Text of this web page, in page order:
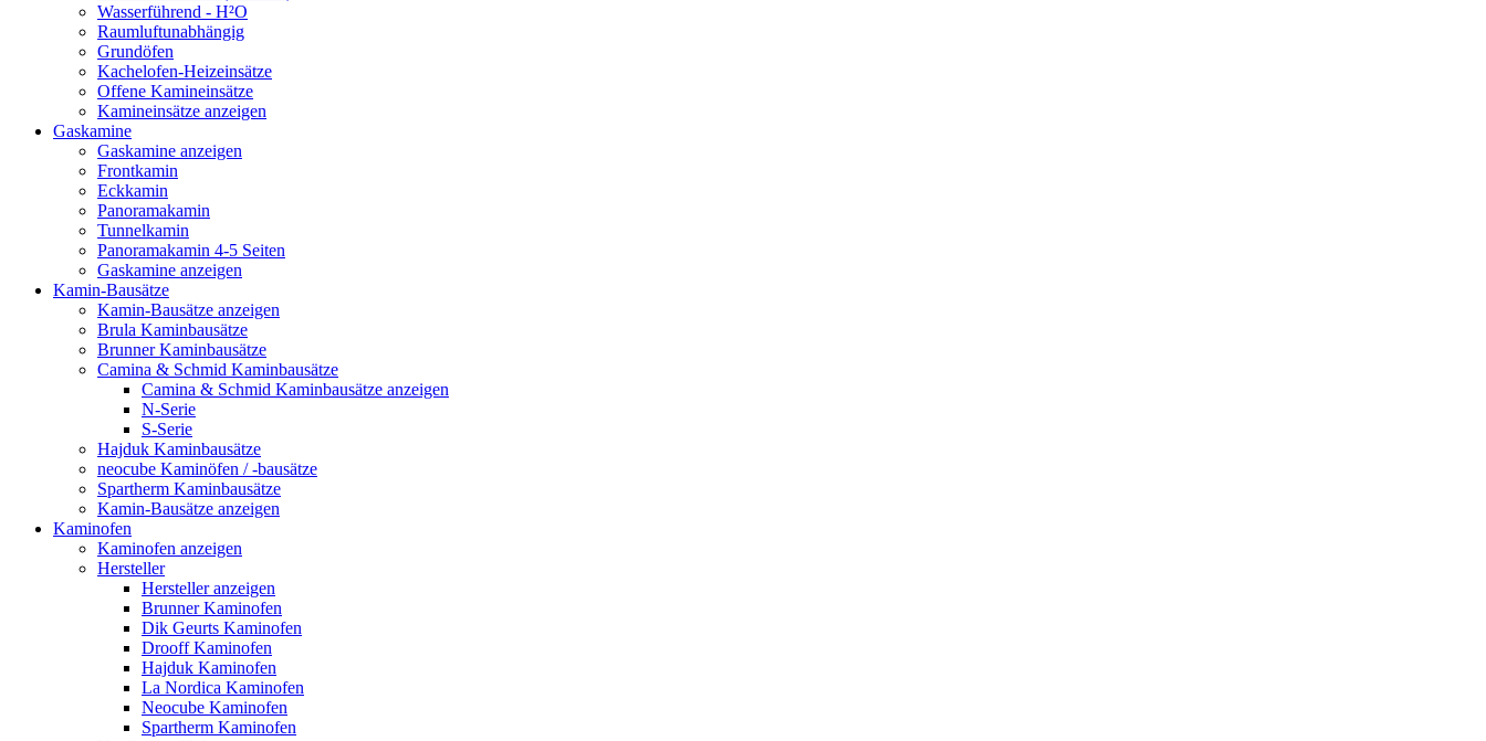
Wasserführend - H²O
Raumluftunabhängig
Grundöfen
Kachelofen-Heizeinsätze
Offene Kamineinsätze
Kamineinsätze anzeigen
Gaskamine
Gaskamine anzeigen
Frontkamin
Eckkamin
Panoramakamin
Tunnelkamin
Panoramakamin 4-5 Seiten
Gaskamine anzeigen
Kamin-Bausätze
Kamin-Bausätze anzeigen
Brula Kaminbausätze
Brunner Kaminbausätze
Camina & Schmid Kaminbausätze
Camina & Schmid Kaminbausätze anzeigen
N-Serie
S-Serie
Hajduk Kaminbausätze
neocube Kaminöfen / -bausätze
Spartherm Kaminbausätze
Kamin-Bausätze anzeigen
Kaminofen
Kaminofen anzeigen
Hersteller
Hersteller anzeigen
Brunner Kaminofen
Dik Geurts Kaminofen
Drooff Kaminofen
Hajduk Kaminofen
La Nordica Kaminofen
Neocube Kaminofen
Spartherm Kaminofen